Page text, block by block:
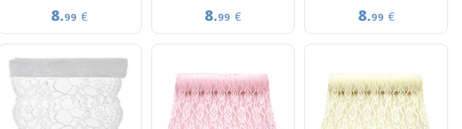
8.99 € 8.99 € 8.99 €